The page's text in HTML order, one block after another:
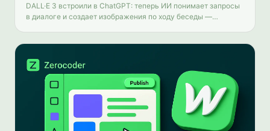
DALL·E 3 встроили в ChatGPT: теперь ИИ понимает запросы
в диалоге и создает изображения по ходу беседы —